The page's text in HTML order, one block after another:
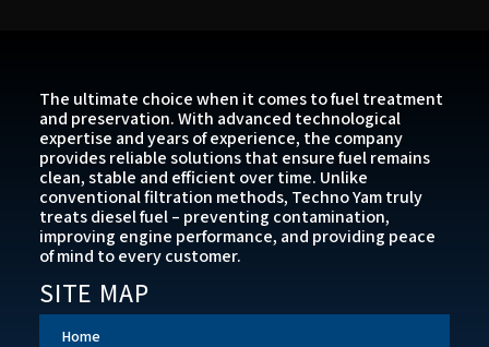
The ultimate choice when it comes to fuel treatment
and preservation. With advanced technological
expertise and years of experience, the company
provides reliable solutions that ensure fuel remains
clean, stable and efficient over time. Unlike
conventional filtration methods, Techno Yam truly
treats diesel fuel – preventing contamination,
improving engine performance, and providing peace
of mind to every customer.
SITE MAP
Home